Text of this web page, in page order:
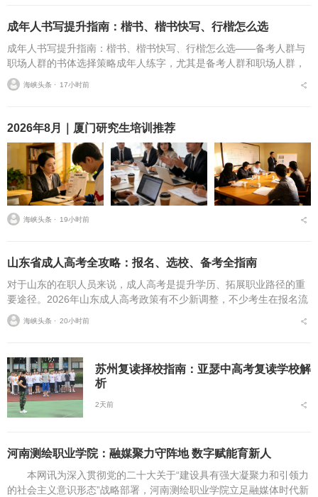
成年人书写提升指南：楷书、楷书快写、行楷怎么选
成年人书写提升指南：楷书、楷书快写、行楷怎么选——备考人群与
职场人群的书体选择策略成年人练字，尤其是备考人群和职场人群，
常常面临一个具体问题：字丑想改善，到底该练标准楷书，还是练楷
书快写，或者干脆练行...
海峡头条 ⋅ 17小时前
2026年8月｜厦门研究生培训推荐
海峡头条 ⋅ 19小时前
山东省成人高考全攻略：报名、选校、备考全指南
对于山东的在职人员来说，成人高考是提升学历、拓展职业路径的重
要途径。2026年山东成人高考政策有不少新调整，不少考生在报名流
程、条件筛选、院校选择等方面存在诸多疑问，本文将从报名全流
程、报考条件、院校...
海峡头条 ⋅ 20小时前
苏州复读择校指南：亚瑟中高考复读学校解
析
2天前
河南测绘职业学院：融媒聚力守阵地 数字赋能育新人
本网讯为深入贯彻党的二十大关于“建设具有强大凝聚力和引领力
的社会主义意识形态”战略部署，河南测绘职业学院立足融媒体时代新